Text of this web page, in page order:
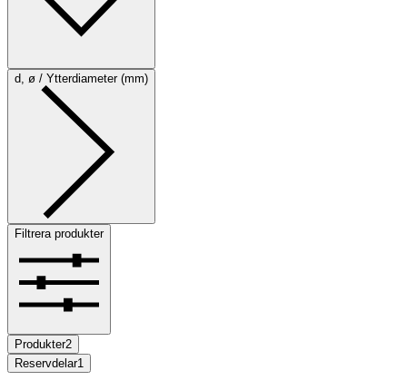
d, ø / Ytterdiameter (mm)
Filtrera produkter
Produkter2
Reservdelar1